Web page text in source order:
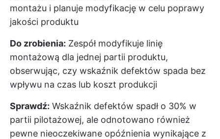
montażu i planuje modyfikację w celu poprawy
jakości produktu
Do zrobienia: Zespół modyfikuje linię
montażową dla jednej partii produktu,
obserwując, czy wskaźnik defektów spada bez
wpływu na czas lub koszt produkcji
Sprawdź: Wskaźnik defektów spadł o 30% w
partii pilotażowej, ale odnotowano również
pewne nieoczekiwane opóźnienia wynikające z